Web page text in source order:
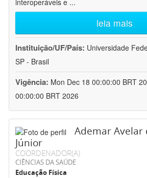
interoperáveis e ...
leia mais
Instituição/UF/País: Universidade
SP - Brasil
Vigência: Mon Dec 18 00:00:00 BRT
00:00:00 BRT 2026
Ademar Avelar
Júnior
COORDENADOR(A)
CIÊNCIAS DA SAÚDE
Educação Física